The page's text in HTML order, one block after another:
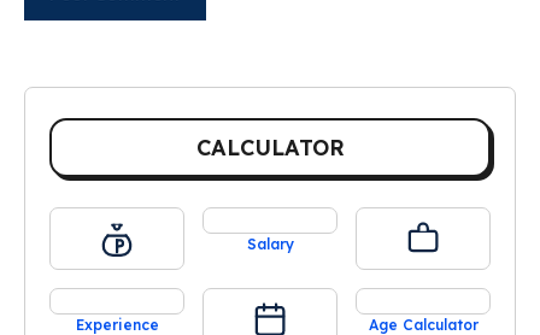
CALCULATOR
Salary
Experience Age Calculator